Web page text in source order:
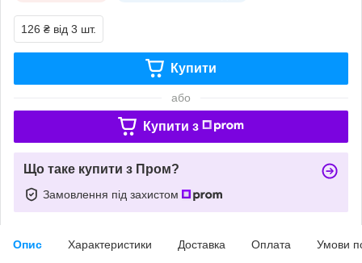
126 ₴ від 3 шт.
Купити
або
Купити з
Що таке купити з Пром?
Замовлення під захистом
Опис Характеристики Доставка Оплата Умови